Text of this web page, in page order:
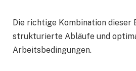
Die richtige Kombination
strukturierte Abläufe und
Arbeitsbedingungen.